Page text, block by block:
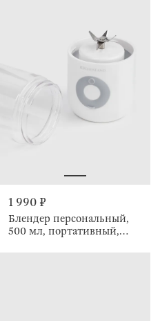
1 990 ₽
Блендер персональный,
500 мл, портативный,